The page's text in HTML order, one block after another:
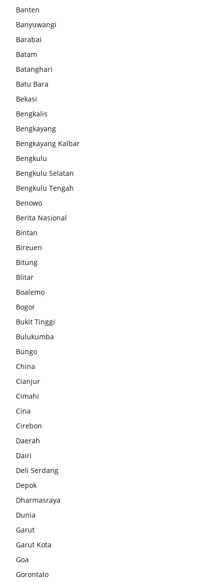
Banten
Banyuwangi
Barabai
Batam
Batanghari
Batu Bara
Bekasi
Bengkalis
Bengkayang
Bengkayang Kalbar
Bengkulu
Bengkulu Selatan
Bengkulu Tengah
Benowo
Berita Nasional
Bintan
Bireuen
Bitung
Blitar
Boalemo
Bogor
Bukit Tinggi
Bulukumba
Bungo
China
Cianjur
Cimahi
Cina
Cirebon
Daerah
Dairi
Deli Serdang
Depok
Dharmasraya
Dunia
Garut
Garut Kota
Goa
Gorontalo